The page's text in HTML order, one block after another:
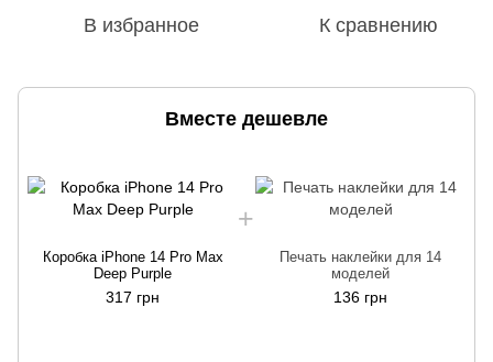
В избранное К сравнению
Вместе дешевле
Коробка iPhone 14 Pro Max
Deep Purple
317 грн
Печать наклейки для 14
моделей
136 грн